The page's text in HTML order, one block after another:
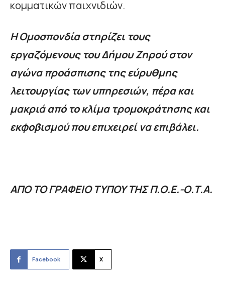
κομματικών παιχνιδιών.
Η Ομοσπονδία στηρίζει τους
εργαζόμενους του Δήμου Ζηρού στον
αγώνα προάσπισης της εύρυθμης
λειτουργίας των υπηρεσιών, πέρα και
μακριά από το κλίμα τρομοκράτησης και
εκφοβισμού που επιχειρεί να επιβάλει.
ΑΠΟ ΤΟ ΓΡΑΦΕΙΟ ΤΥΠΟΥ ΤΗΣ Π.Ο.Ε.-Ο.Τ.Α.
Facebook X